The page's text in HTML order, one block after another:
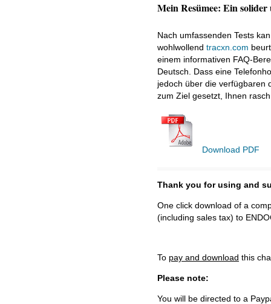
Mein Resümee: Ein
Nach umfassenden Tests
wohlwollend tracxn.com
einem informativen FAQ-
Deutsch. Dass eine
jedoch über die verfügbaren
zum Ziel gesetzt, Ihnen
Download PDF
Thank you for using and
One click download of a
(including sales tax) to
To pay and download this
Please note:
You will be directed to a